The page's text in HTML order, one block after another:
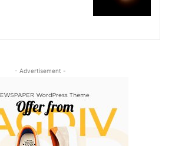
- Advertisement -